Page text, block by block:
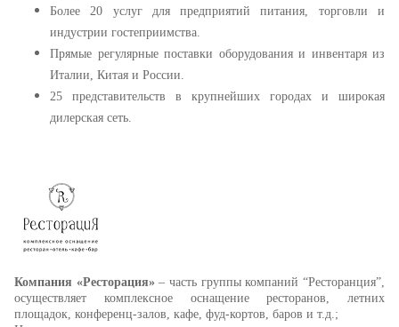
Более 20 услуг для предприятий питания, торговли и
индустрии гостеприимства.
Прямые регулярные поставки оборудования и инвентаря из
Италии, Китая и России.
25 представительств в крупнейших городах и широкая
дилерская сеть.
Компания «Ресторация»– часть группы компаний “Ресторанция”,
осуществляет комплексное оснащение ресторанов, летних
площадок, конференц-залов, кафе, фуд-кортов, баров и т.д.;